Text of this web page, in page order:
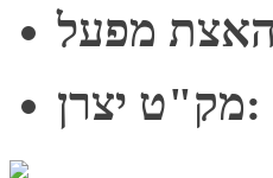
מק"ט יצרן: